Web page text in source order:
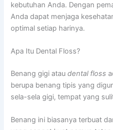
kebutuhan Anda. Dengan
Anda dapat menjaga
optimal setiap harinya.
Apa Itu Dental Floss?
Benang gigi ataudental floss
berupa benang tipis yang
sela-sela gigi, tempat yang
Benang ini biasanya terbuat